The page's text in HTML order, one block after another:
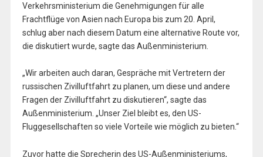
Verkehrsministerium die Genehmigungen für alle
Frachtflüge von Asien nach Europa bis zum 20. April,
schlug aber nach diesem Datum eine alternative Route vor,
die diskutiert wurde, sagte das Außenministerium.
„Wir arbeiten auch daran, Gespräche mit Vertretern der
russischen Zivilluftfahrt zu planen, um diese und andere
Fragen der Zivilluftfahrt zu diskutieren“, sagte das
Außenministerium. „Unser Ziel bleibt es, den US-
Fluggesellschaften so viele Vorteile wie möglich zu bieten.“
Zuvor hatte die Sprecherin des US-Außenministeriums,